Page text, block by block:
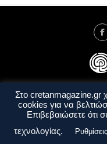
Ταυτότητα
Στο cretanmagazine.gr
cookies για να
Επιβεβαιώσετε ότι
τεχνολογίας.